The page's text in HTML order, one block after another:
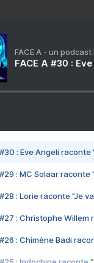
FACE A - un
FACE A #30 :
#30 : Eve Angeli
#29 : MC Solaar raconte
#28 : Lorie raconte "Je
#27 : Christophe
#26 : Chimène Badi